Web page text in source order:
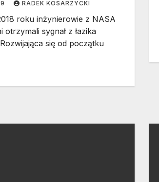
RADEK KOSARZYCKI
roku inżynierowie z NASA
otrzymali sygnał z łazika
się od początku